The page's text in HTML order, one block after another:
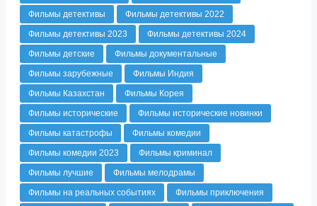
Фильмы детективы
Фильмы детективы 2022
Фильмы детективы 2023
Фильмы детективы 2024
Фильмы детские
Фильмы документальные
Фильмы зарубежные
Фильмы Индия
Фильмы Казахстан
Фильмы Корея
Фильмы исторические
Фильмы исторические новинки
Фильмы катастрофы
Фильмы комедии
Фильмы комедии 2023
Фильмы криминал
Фильмы лучшие
Фильмы мелодрамы
Фильмы на реальных событиях
Фильмы приключения